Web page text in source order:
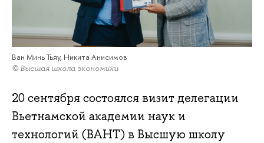
Ван Минь Тьяу, Никита Анисимов
© Высшая школа экономики
20 сентября состоялся визит делегации
Вьетнамской академии наук и
технологий (ВАНТ) в Высшую школу